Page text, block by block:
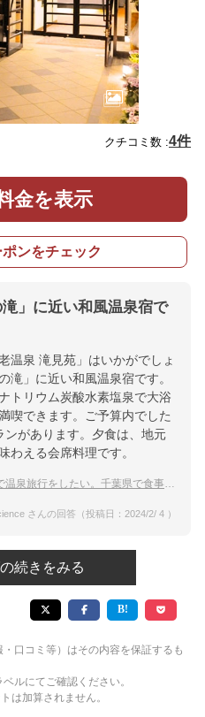
クチコミ数 :4件
金を表示
ンをチェック
」に近い和風温泉宿で
温泉 滝見苑」はいかがでしょ
滝」に近い和風温泉宿です。
トリウム炭酸水素塩泉で大浴
喫できます。ご予算内でした
ンがあります。夕食は、地元
わえる会席料理です。
したい。千葉県で食事付き15,000円以内で泊まれる温泉宿
さんの回答（投稿日：2024/2/ 4 ）
続きをみる
口コミ等）はその内容を保証するも
ルにてご確認ください。
は加算されません。